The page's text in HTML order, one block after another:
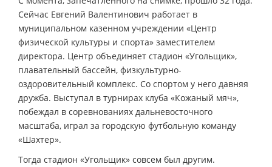
Сейчас Евгений Валентинович работает в
муниципальном казенном учреждении «Центр
физической культуры и спорта» заместителем
директора. Центр объединяет стадион «Угольщик»,
плавательный бассейн, физкультурно-
оздоровительный комплекс. Со спортом у него давняя
дружба. Выступал в турнирах клуба «Кожаный мяч»,
побеждал в соревнованиях дальневосточного
масштаба, играл за городскую футбольную команду
«Шахтер».
Тогда стадион «Угольщик» совсем был другим.